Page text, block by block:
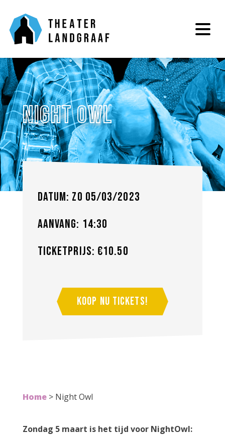
Night Owl
Datum: zo 05/03/2023
Aanvang: 14:30
Ticketprijs: €10.50
Koop nu tickets!
Home> Night Owl
Zondag 5 maart is het tijd voor NightOwl: